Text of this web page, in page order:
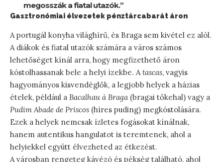
megosszák a fiatal utazók.”
Gasztronómiai élvezetek pénztárcabarát áron
A portugál konyha világhírű, és Braga sem kivétel ez alól.
A diákok és fiatal utazók számára a város számos
lehetőséget kínál arra, hogy megfizethető áron
kóstolhassanak bele a helyi ízekbe. Atascas, vagyis
hagyományos kisvendéglők, a legjobb helyek a házias
ételek, például a Bacalhau à Braga (bragai tőkehal) vagy a
Pudim Abade de Priscos (híres puding) megkóstolására.
Ezek a helyek nemcsak ízletes fogásokat kínálnak,
hanem autentikus hangulatot is teremtenek, ahol a
helyiekkel együtt élvezheted az étkezést.
A városban rengeteg kávézó és pékség található, ahol